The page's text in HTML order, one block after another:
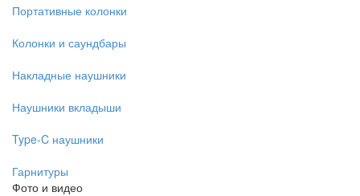
Портативные колонки
Колонки и саундбары
Накладные наушники
Наушники вкладыши
Type-C наушники
Гарнитуры
Фото и видео